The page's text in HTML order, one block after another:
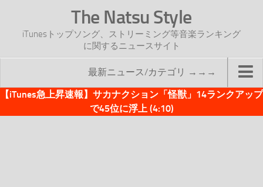
The Natsu Style
iTunesトップソング、ストリーミング等音楽ランキング
に関するニュースサイト
最新ニュース/カテゴリ →→→
TOP
【iTunes急上昇速報】サカナクション「怪獣」14ランクアップ
で45位に浮上 (4:10)